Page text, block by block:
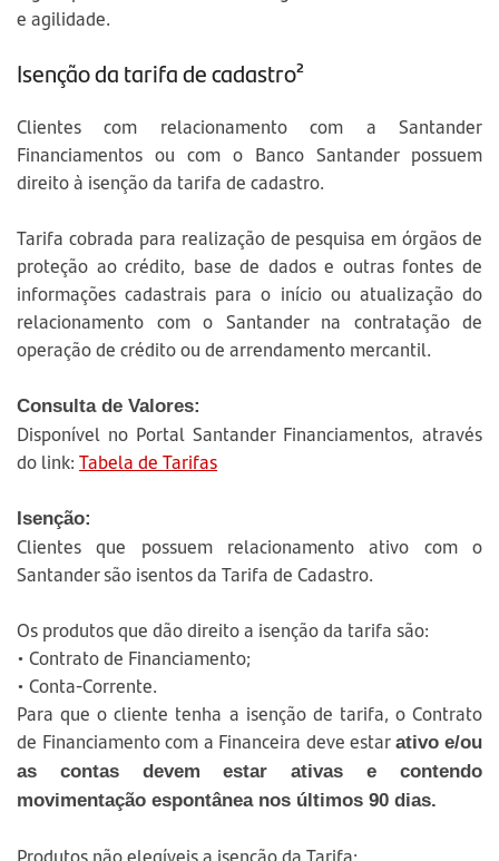
e agilidade.
Isenção da tarifa de cadastro²
Clientes com relacionamento com a Santander
Financiamentos ou com o Banco Santander possuem
direito à isenção da tarifa de cadastro.
Tarifa cobrada para realização de pesquisa em órgãos de
proteção ao crédito, base de dados e outras fontes de
informações cadastrais para o início ou atualização do
relacionamento com o Santander na contratação de
operação de crédito ou de arrendamento mercantil.
Consulta de Valores:
Disponível no Portal Santander Financiamentos, através
do link: Tabela de Tarifas
Isenção:
Clientes que possuem relacionamento ativo com o
Santander são isentos da Tarifa de Cadastro.
Os produtos que dão direito a isenção da tarifa são:
• Contrato de Financiamento;
• Conta-Corrente.
Para que o cliente tenha a isenção de tarifa, o Contrato
de Financiamento com a Financeira deve estar ativo e/ou
as contas devem estar ativas e contendo
movimentação espontânea nos últimos 90 dias.
Produtos não elegíveis a isenção da Tarifa: